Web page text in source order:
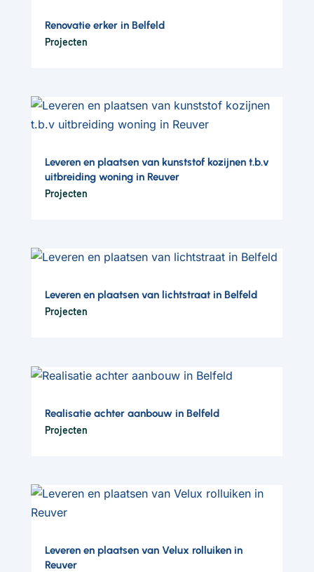
Renovatie erker in Belfeld
Projecten
Leveren en plaatsen van kunststof kozijnen t.b.v
uitbreiding woning in Reuver
Projecten
Leveren en plaatsen van lichtstraat in Belfeld
Projecten
Realisatie achter aanbouw in Belfeld
Projecten
Leveren en plaatsen van Velux rolluiken in
Reuver